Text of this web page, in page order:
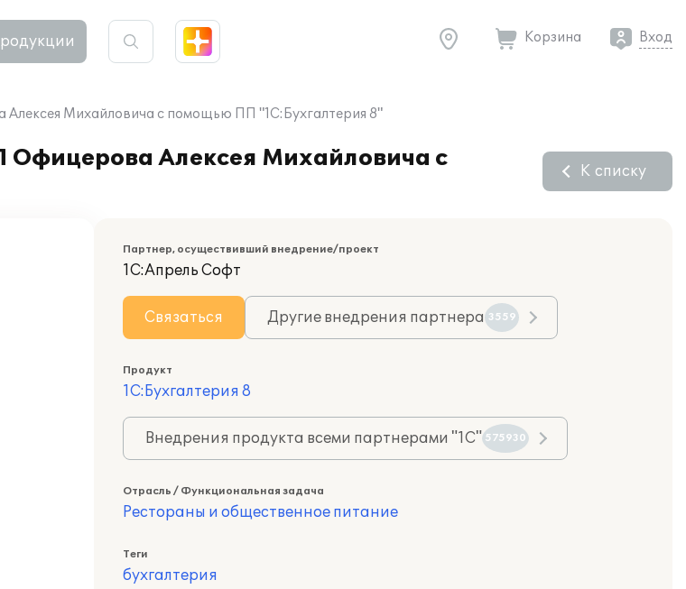
Корзина Вход
Алексея Михайловича с помощью ПП "1С:Бухгалтерия 8"
Офицерова Алексея Михайловича с
К списку
Партнер, осуществивший внедрение/проект
1С:Апрель Софт
Связаться Другие внедрения партнера 3559
Продукт
1С:Бухгалтерия 8
Внедрения продукта всеми партнерами "1С" 575930
Отрасль / Функциональная задача
Рестораны и общественное питание
Теги
бухгалтерия